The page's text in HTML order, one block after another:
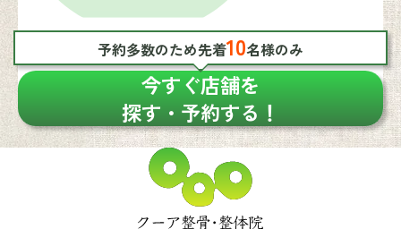
予約多数のため先着10名様のみ
今すぐ店舗を
探す・予約する！